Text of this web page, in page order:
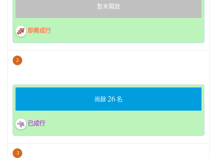
暫未開放
即將成行
2
尚餘26名
已成行
3